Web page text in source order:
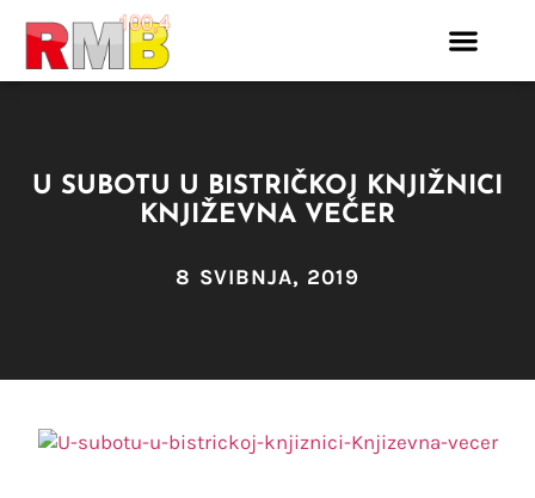
U SUBOTU U BISTRIČKOJ KNJIŽNICI
KNJIŽEVNA VEČER
8 SVIBNJA, 2019